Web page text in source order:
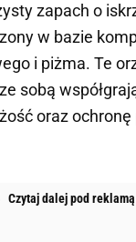
zapach o
w bazie
i piżma. Te
sobą
oraz